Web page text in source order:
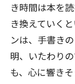
き時間は本を
き換えていく
ンは、手書き
明、いたわり
も、心に響きそ